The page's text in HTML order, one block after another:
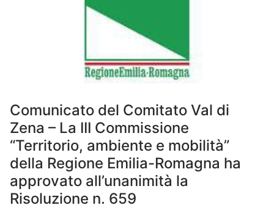
Comunicato del Comitato Val di
Zena – La III Commissione
“Territorio, ambiente e mobilità”
della Regione Emilia-Romagna ha
approvato all’unanimità la
Risoluzione n. 659